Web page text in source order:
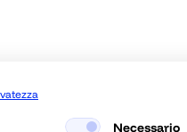
Necessario